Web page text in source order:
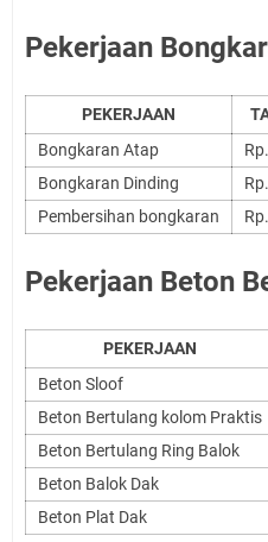
Pekerjaan
PEKERJAAN
Bongkaran Atap
Bongkaran Dinding
Pembersihan bongkaran
Pekerjaan Beton
PEKERJAAN
Beton Sloof
Beton Bertulang kolom Praktis
Beton Bertulang Ring Balok
Beton Balok Dak
Beton Plat Dak